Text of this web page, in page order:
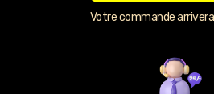
Votre commande